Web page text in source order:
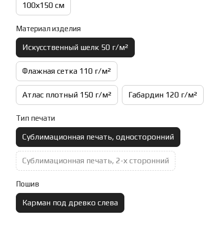
100х150 см
Материал изделия
Искусственный шелк 50 г/м²
Флажная сетка 110 г/м²
Атлас плотный 150 г/м² Габардин 120 г/м²
Тип печати
Сублимационная печать, односторонний
Сублимационная печать, 2-х сторонний
Пошив
Карман под древко слева